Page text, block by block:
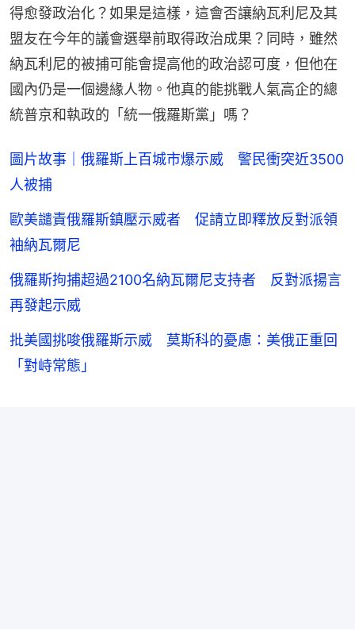
得愈發政治化？如果是這樣，這會否讓納瓦利尼及其
盟友在今年的議會選舉前取得政治成果？同時，雖然
納瓦利尼的被捕可能會提高他的政治認可度，但他在
國內仍是一個邊緣人物。他真的能挑戰人氣高企的總
統普京和執政的「統一俄羅斯黨」嗎？
圖片故事｜俄羅斯上百城市爆示威 警民衝突近3500
人被捕
歐美譴責俄羅斯鎮壓示威者 促請立即釋放反對派領
袖納瓦爾尼
俄羅斯拘捕超過2100名納瓦爾尼支持者 反對派揚言
再發起示威
批美國挑唆俄羅斯示威 莫斯科的憂慮：美俄正重回
「對峙常態」